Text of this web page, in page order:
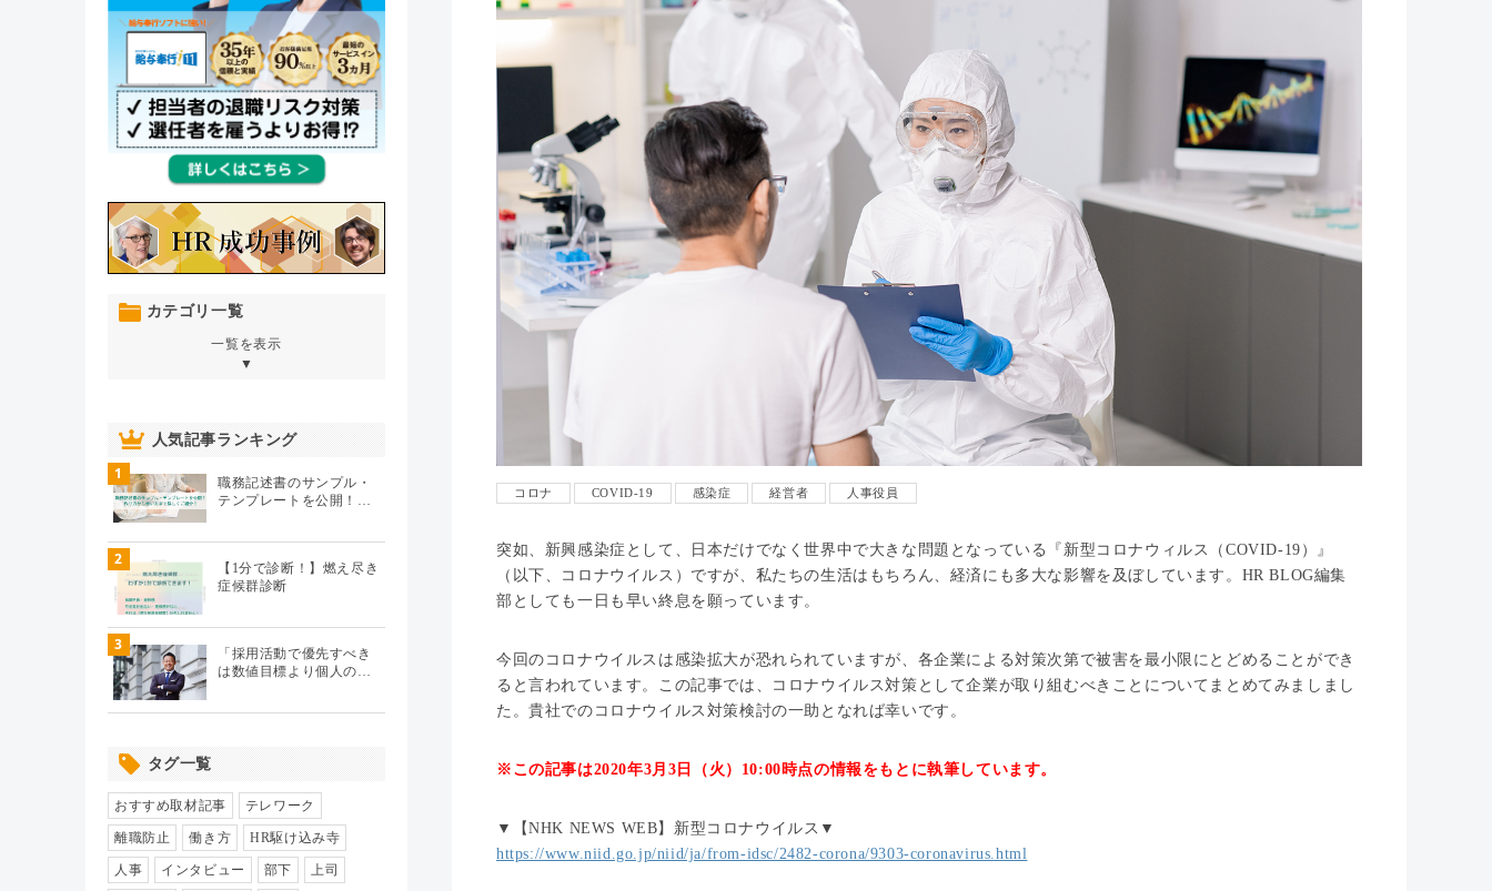
コロナ COVID-19 感染症 経営者 人事役員
突如、新興感染症として、日本だけでなく世界中で大きな問題となっている『新型コロナウィルス（COVID-19）』
（以下、コロナウイルス）ですが、私たちの生活はもちろん、経済にも多大な影響を及ぼしています。HR BLOG編集
部としても一日も早い終息を願っています。
今回のコロナウイルスは感染拡大が恐れられていますが、各企業による対策次第で被害を最小限にとどめることができ
ると言われています。この記事では、コロナウイルス対策として企業が取り組むべきことについてまとめてみましまし
た。貴社でのコロナウイルス対策検討の一助となれば幸いです。
※この記事は2020年3月3日（火）10:00時点の情報をもとに執筆しています。
▼【NHK NEWS WEB】新型コロナウイルス▼
https://www.niid.go.jp/niid/ja/from-idsc/2482-corona/9303-coronavirus.html
カテゴリ一覧
一覧を表示
▼
人材育成・開発・研修 （106）
エンゲージメント（104）
パフォーマンス管理（112）
HR駆け込み寺
HRの基本（33）
リクルーティング（19）
人気記事ランキング
1
職務記述書のサンプル・
テンプレートを公開！…
2
【1分で診断！】燃え尽き
症候群診断
3
「採用活動で優先すべき
は数値目標より個人の…
タグ一覧
おすすめ取材記事 テレワーク
離職防止 働き方 HR駆け込み寺
人事 インタビュー 部下 上司